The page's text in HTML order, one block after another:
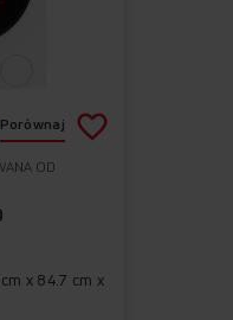
OD
x 84.7 cm x
Porównaj